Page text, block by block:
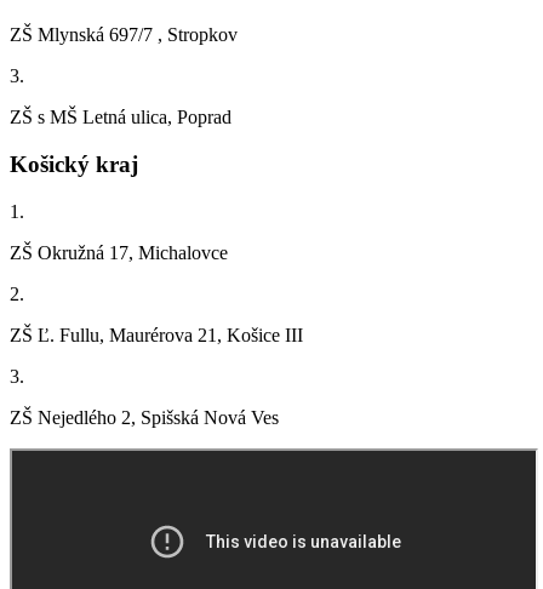
ZŠ Mlynská 697/7 , Stropkov
3.
ZŠ s MŠ Letná ulica, Poprad
Košický kraj
1.
ZŠ Okružná 17, Michalovce
2.
ZŠ Ľ. Fullu, Maurérova 21, Košice III
3.
ZŠ Nejedlého 2, Spišská Nová Ves